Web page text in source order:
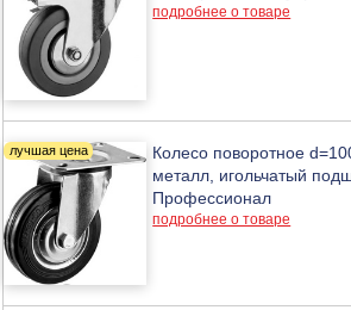
подробнее о товаре
Колесо поворотное
металл, игольчатый
Профессионал
подробнее о товаре